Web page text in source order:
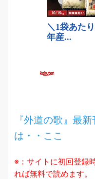
『外道の歌』最
は・・ここ
※：サイトに初回登録
れば無料で読めます。